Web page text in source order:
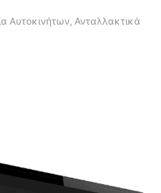
Αυτοκινήτων, Ανταλλακτικά